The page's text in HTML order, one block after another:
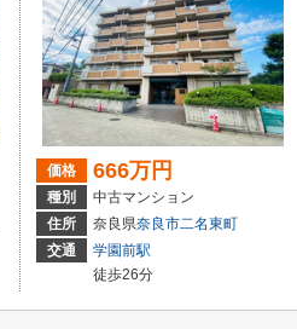
価格 666万円
種別
中古マンション
住所
奈良県奈良市二名東町
交通
学園前駅
徒歩26分